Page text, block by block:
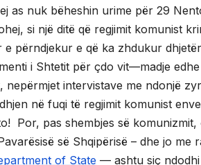
as nuk bëheshin urime për 29
si një ditë që regjimit komunist
e përndjekur e që ka zhdukur
i Shtetit për çdo vit—madje
nepërmjet intervistave me ndonjë
në fuqi të regjimit komunist
Por, pas shembjes së
së Shqipërisë – dhe jo me
of State — ashtu siç ndodhi